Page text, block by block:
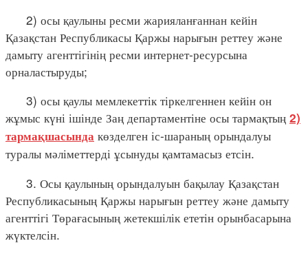
2) осы қаулыны ресми жарияланғаннан кейін
Қазақстан Республикасы Қаржы нарығын реттеу және
дамыту агенттігінің ресми интернет-ресурсына
орналастыруды;
3) осы қаулы мемлекеттік тіркелгеннен кейін он
жұмыс күні ішінде Заң департаментіне осы тармақтың 2)
тармақшасында көзделген іс-шараның орындалуы
туралы мәліметтерді ұсынуды қамтамасыз етсін.
3. Осы қаулының орындалуын бақылау Қазақстан
Республикасының Қаржы нарығын реттеу және дамыту
агенттігі Төрағасының жетекшілік ететін орынбасарына
жүктелсін.